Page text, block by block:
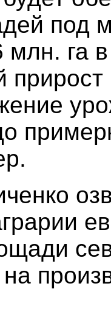
под
млн. га